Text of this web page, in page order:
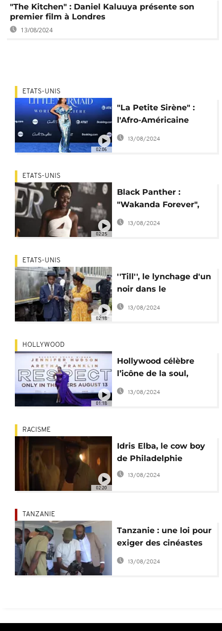
"The Kitchen" : Daniel Kaluuya présente son
premier film à Londres
13/08/2024
02:06
ETATS-UNIS
"La Petite Sirène" :
l'Afro-Américaine
Halle Bailey rafle les
éloges
13/08/2024
02:25
ETATS-UNIS
Black Panther :
"Wakanda Forever",
un blockbuster
"hommage"
13/08/2024
02:18
ETATS-UNIS
''Till'', le lynchage d'un
noir dans le
Mississippi
13/08/2024
01:18
HOLLYWOOD
Hollywood célèbre
l’icône de la soul,
Aretha Franklin dans
13/08/2024
02:20
RACISME
Idris Elba, le cow boy
de Philadelphie
13/08/2024
TANZANIE
Tanzanie : une loi pour
exiger des cinéastes
le partage de leurs
images avec le
13/08/2024